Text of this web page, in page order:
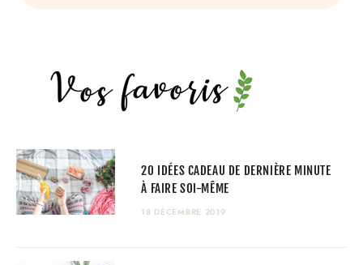
20 IDÉES CADEAU DE DERNIÈRE MINUTE
À FAIRE SOI-MÊME
18 DÉCEMBRE 2019